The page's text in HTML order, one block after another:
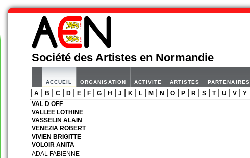
Société des Artistes en Normandie
ACCUEIL ORGANISATION ACTIVITE ARTISTES PARTENAIRES
A B C| D| E| F| G| H J K L| M| N O| P| R S| T| U V|
Y
VAL D OFF
VALLEE LOTHINE
VASSELIN ALAIN
VENEZIA ROBERT
VIVIEN BRIGITTE
VOLOIR ANITA
ADAL FABIENNE